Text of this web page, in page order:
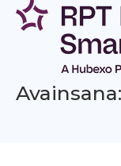
Siirry
sisältöön